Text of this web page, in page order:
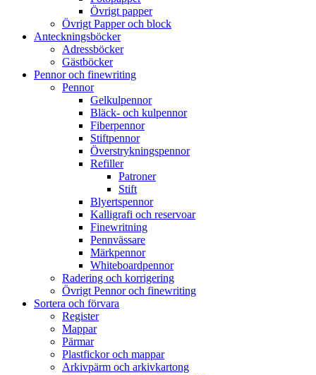
Övrigt papper
Övrigt Papper och block
Anteckningsböcker
Adressböcker
Gästböcker
Pennor och finewriting
Pennor
Gelkulpennor
Bläck- och kulpennor
Fiberpennor
Stiftpennor
Överstrykningspennor
Refiller
Patroner
Stift
Blyertspennor
Kalligrafi och reservoar
Finewritning
Pennvässare
Märkpennor
Whiteboardpennor
Radering och korrigering
Övrigt Pennor och finewriting
Sortera och förvara
Register
Mappar
Pärmar
Plastfickor och mappar
Arkivpärm och arkivkartong